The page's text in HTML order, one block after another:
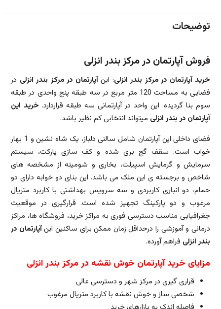
توضیحات
فروش آپارتمان در مرکز بندر انزلی
خرید آپارتمان در مرکز بندر انزلی: اینآپارتمان در مرکز بندر انزلی در
فضایی به مساحت 120 متر مربع در سه طبقه پنج واحدی در طبقه
سوم بنا گردیده. این واحد در آپارتمانی سه طبقه قراردارد. خرید این
آپارتمان در بندر انزلی میتواند انتخابی کم نظیر باشد.
فضای داخلی این آپارتمان شامل سالنی دلباز، یک شاه نشین و 1 بهار
خواب است. سقف گچ بری شده و کف سازی پارکت، سیستم
سرمایش و گرمایش اسپیلت، بخاری و شومینه از مشخصه های
شاخص و برجسته ی این ملک می باشد. این بنای دو خوابه دارای دو
حمام، دو انباری کاربردی و سه سرویس بهداشتی با کاربرد متریال
مرغوب و دو پارکینگ تجهیز شده است. قرارگیری در موقعیت
جغرافیایی مناسب دسترسی فوری به مراکز خرید، فروشگاه ها، مراکز
درمانی و آموزشی را درحداقل زمان ممکن برای ساکنین اینآپارتمان در
بندر انزلی فراهم آورده.
مزایای خرید آپارتمان خوش نقشه در مرکز بندر انزلی
قراری گیری در مرکز شهر و دسترسی عالی
شخصی ساز و خوش نقشه با کاربرد متریال مرغوب